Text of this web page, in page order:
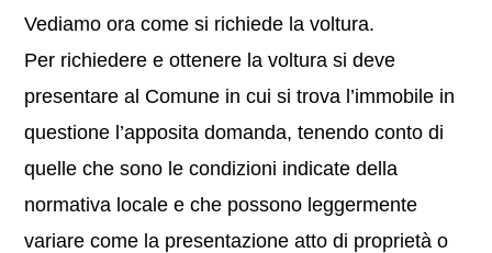
Vediamo ora come si richiede la voltura.
Per richiedere e ottenere la voltura si deve
presentare al Comune in cui si trova l’immobile in
questione l’apposita domanda, tenendo conto di
quelle che sono le condizioni indicate della
normativa locale e che possono leggermente
variare come la presentazione atto di proprietà o